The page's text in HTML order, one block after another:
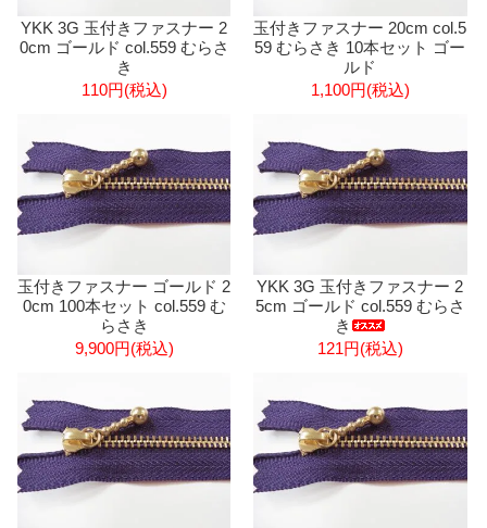
YKK 3G 玉付きファスナー 2
0cm ゴールド col.559 むらさ
き
110円(税込)
玉付きファスナー 20cm col.5
59 むらさき 10本セット ゴー
ルド
1,100円(税込)
玉付きファスナー ゴールド 2
0cm 100本セット col.559 む
らさき
9,900円(税込)
YKK 3G 玉付きファスナー 2
5cm ゴールド col.559 むらさ
き
121円(税込)